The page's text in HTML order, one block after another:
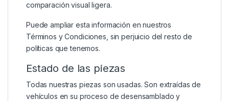
comparación visual ligera.
Puede ampliar esta información en nuestros
Términos y Condiciones , sin perjuicio del resto de
políticas que tenemos.
Estado de las piezas
Todas nuestras piezas son usadas. Son extraídas de
vehículos en su proceso de desensamblado y